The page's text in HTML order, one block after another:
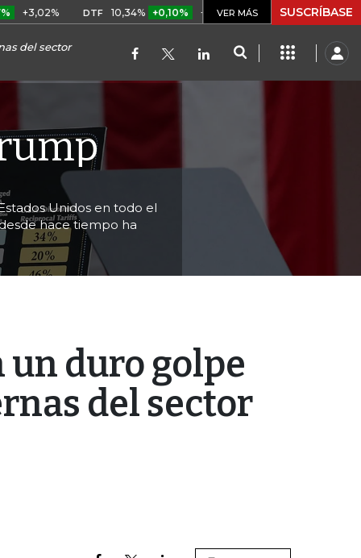
DTF 10,34% +0,10% +0,98% UVR $ 417,01 +$ 0,05
VER MÁS SUSCRÍBASE
del sector
Unidos en todo el
hace tiempo ha
un duro golpe
del sector